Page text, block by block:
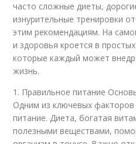
часто сложные диеты,
изнурительные тренировки
этим рекомендациям. На
и здоровья кроется в
которые каждый может
жизнь.
1. Правильное питание
Одним из ключевых факторов
питание. Диета, богатая
полезными веществами,